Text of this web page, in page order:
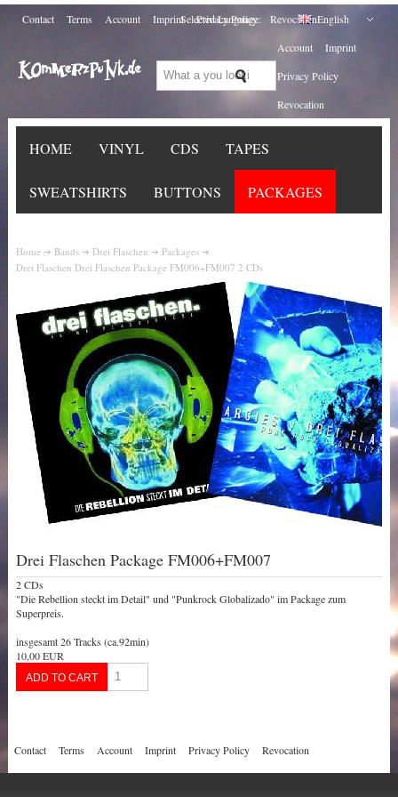
Contact Terms Account Imprint Privacy Policy Revocation
Selected Language:
English
Account
Imprint
Privacy Policy
Revocation
HOME VINYL CDS TAPES
SWEATSHIRTS BUTTONS PACKAGES
Home Bands Drei Flaschen
Packages
Drei Flaschen Drei Flaschen Package FM006+FM007 2 CDs
Drei Flaschen Package FM006+FM007
2 CDs
"Die Rebellion steckt im Detail" und "Punkrock Globalizado" im Package zum
Superpreis.
insgesamt 26 Tracks (ca.92min)
10,00 EUR
Contact Terms Account Imprint Privacy Policy Revocation